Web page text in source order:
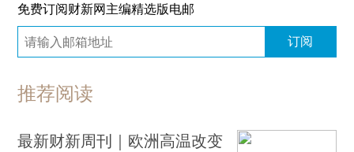
免费订阅财新网主编精选版电邮
订阅
推荐阅读
最新财新周刊｜欧洲高温改变